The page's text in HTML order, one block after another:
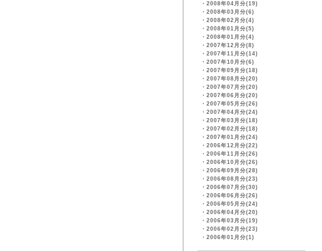
・ 2008年04月分(19)
・ 2008年03月分(6)
・ 2008年02月分(4)
・ 2008年01月分(5)
・ 2008年01月分(4)
・ 2007年12月分(8)
・ 2007年11月分(14)
・ 2007年10月分(6)
・ 2007年09月分(18)
・ 2007年08月分(20)
・ 2007年07月分(20)
・ 2007年06月分(20)
・ 2007年05月分(26)
・ 2007年04月分(24)
・ 2007年03月分(18)
・ 2007年02月分(18)
・ 2007年01月分(24)
・ 2006年12月分(22)
・ 2006年11月分(26)
・ 2006年10月分(26)
・ 2006年09月分(28)
・ 2006年08月分(23)
・ 2006年07月分(30)
・ 2006年06月分(26)
・ 2006年05月分(24)
・ 2006年04月分(20)
・ 2006年03月分(19)
・ 2006年02月分(23)
・ 2006年01月分(1)